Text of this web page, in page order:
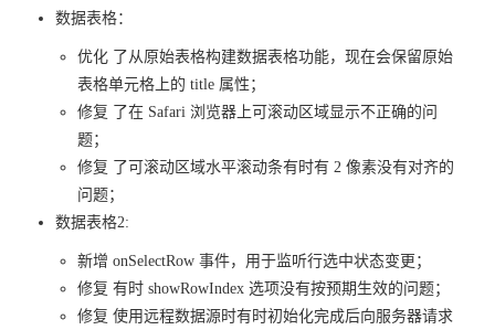
数据表格：
优化 了从原始表格构建数据表格功能，现在会保留原始
表格单元格上的 title 属性；
修复 了在 Safari 浏览器上可滚动区域显示不正确的问
题；
修复 了可滚动区域水平滚动条有时有 2 像素没有对齐的
问题；
数据表格2:
新增 onSelectRow 事件，用于监听行选中状态变更；
修复 有时 showRowIndex 选项没有按预期生效的问题；
修复 使用远程数据源时有时初始化完成后向服务器请求